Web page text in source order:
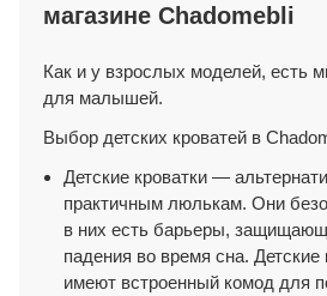
магазине Chadomebli
Как и у взрослых моделей, есть
для малышей.
Выбор детских кроватей в
Детские кроватки —
практичным люлькам. Они
в них есть барьеры,
падения во время сна. Детские
имеют встроенный комод для